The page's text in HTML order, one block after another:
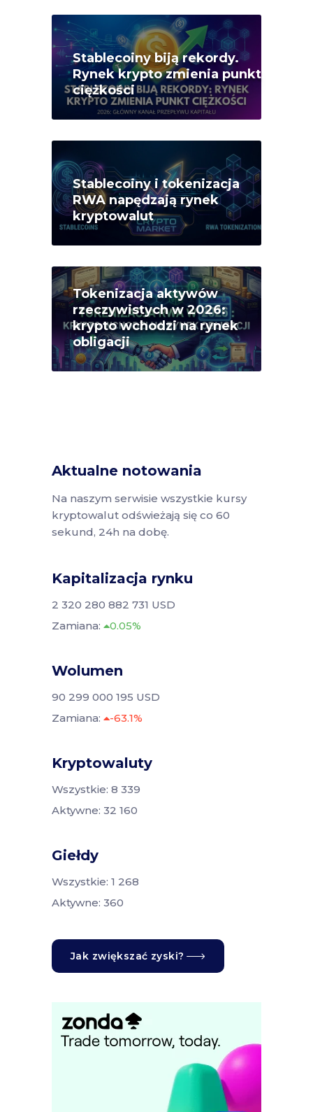
Stablecoiny biją rekordy.
Rynek krypto zmienia punkt
ciężkości
Stablecoiny i tokenizacja
RWA napędzają rynek
kryptowalut
Tokenizacja aktywów
rzeczywistych w 2026:
krypto wchodzi na rynek
obligacji
Aktualne notowania
Na naszym serwisie wszystkie kursy
kryptowalut odświeżają się co 60
sekund, 24h na dobę.
Kapitalizacja rynku
2 320 280 882 731 USD
Zamiana:
0.05%
Wolumen
90 299 000 195 USD
Zamiana:
-63.1%
Kryptowaluty
Wszystkie: 8 339
Aktywne: 32 160
Giełdy
Wszystkie: 1 268
Aktywne: 360
Jak zwiększać zyski?